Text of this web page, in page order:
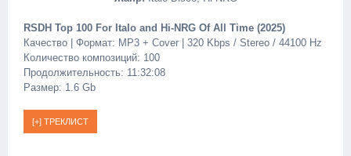
RSDH Top 100 For Italo and Hi-NRG Of All Time (2025)
Качество | Формат: MP3 + Cover | 320 Kbps / Stereo / 44100 Hz
Количество композиций: 100
Продолжительность: 11:32:08
Размер: 1.6 Gb